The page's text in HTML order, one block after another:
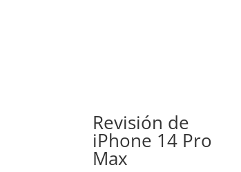
Revisión de
iPhone 14 Pro
Max